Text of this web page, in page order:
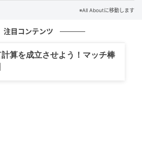
※All Aboutに移動します
注目コンテンツ
算を成立させよう！マッチ棒